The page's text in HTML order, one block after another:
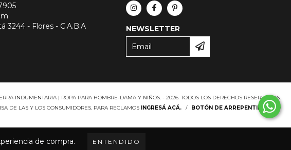
de compra. ENTENDIDO
3244 - Flores - C.A.B.A
NEWSLETTER
INDUMENTARIA | ROPA PARA HOMBRE-DAMA Y NIÑOS. - 2026. TODOS LOS DERECHOS RESERVADOS.
DE LAS Y LOS CONSUMIDORES. PARA RECLAMOS INGRESÁ ACÁ. / BOTÓN DE ARREPENTIMIENTO